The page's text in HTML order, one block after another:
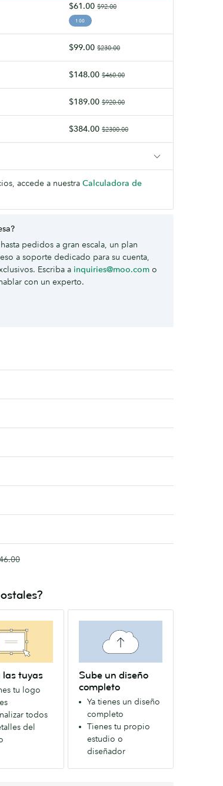
$61.00 $92.00
100
$99.00 $230.00
$148.00 $460.00
$189.00 $920.00
$384.00 $2300.00
accede a nuestra Calculadora de
pedidos a gran escala, un plan
a soporte dedicado para su cuenta,
Escriba a inquiries@moo.com o
con un experto.
las tuyas
tu logo
todos
del
Sube un diseño
completo
Ya tienes un diseño
completo
Tienes tu propio
estudio o
diseñador